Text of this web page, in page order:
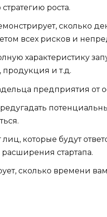
роста.
сколько
всех рисков и
характеристику
и т.д.
предприятия от
которые будут
стартапа.
сколько времени